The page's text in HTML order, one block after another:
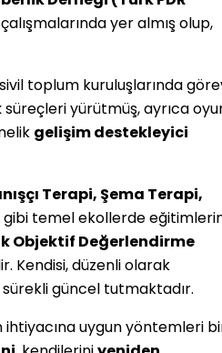
yer almış olup,
toplum kuruluşlarında
süreçleri yürütmüş, ayrıca
gelişim destekleyici
Terapi, Şema Terapi,
gibi temel ekollerde
Objektif Değerlendirme
Kendisi, düzenli olarak
güncel tutmaktadır.
uygun yöntemleri